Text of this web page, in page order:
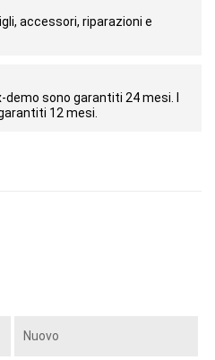
accessori, riparazioni e
demo sono garantiti 24 mesi. I
12 mesi.
Nuovo